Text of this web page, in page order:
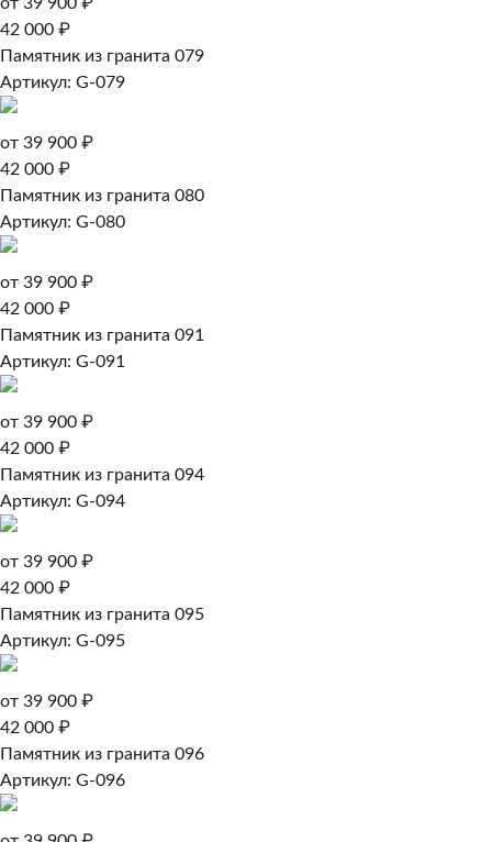
42 000 ₽
Памятник из гранита 079
Артикул: G-079
от 39 900 ₽
42 000 ₽
Памятник из гранита 080
Артикул: G-080
от 39 900 ₽
42 000 ₽
Памятник из гранита 091
Артикул: G-091
от 39 900 ₽
42 000 ₽
Памятник из гранита 094
Артикул: G-094
от 39 900 ₽
42 000 ₽
Памятник из гранита 095
Артикул: G-095
от 39 900 ₽
42 000 ₽
Памятник из гранита 096
Артикул: G-096